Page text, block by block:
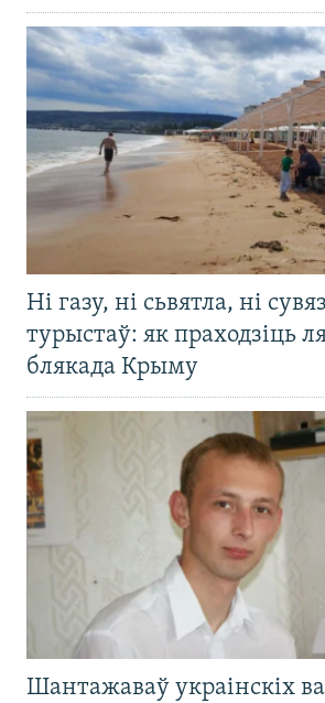
Ні газу, ні сьвятла, ні
турыстаў: як праходзіць
блякада Крыму
Шантажаваў украінскіх